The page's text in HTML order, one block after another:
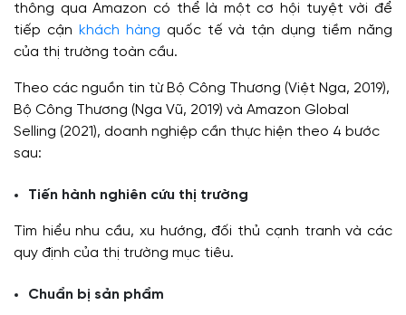
thông qua Amazon có thể là một cơ hội tuyệt vời để
tiếp cận khách hàng quốc tế và tận dụng tiềm năng
của thị trường toàn cầu.
Theo các nguồn tin từ Bộ Công Thương (Việt Nga, 2019),
Bộ Công Thương (Nga Vũ, 2019) và Amazon Global
Selling (2021), doanh nghiệp cần thực hiện theo 4 bước
sau:
Tiến hành nghiên cứu thị trường
Tìm hiểu nhu cầu, xu hướng, đối thủ cạnh tranh và các
quy định của thị trường mục tiêu.
Chuẩn bị sản phẩm